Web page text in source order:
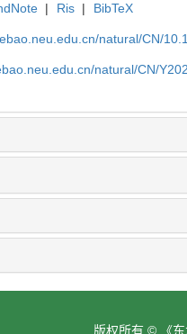
| Ris | BibTeX
natural/CN/
natural/CN/
版权所有 © 《